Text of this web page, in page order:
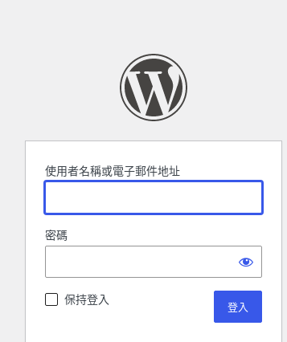
使用者名稱或電子郵件地址
密碼
保持登入